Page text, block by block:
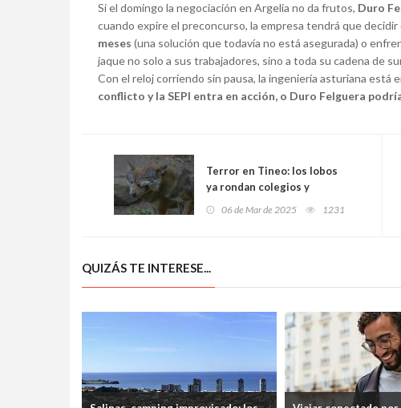
Si el domingo la negociación en Argelia no da frutos, Duro
cuando expire el preconcurso, la empresa tendrá que
meses (una solución que todavía no está asegurada) o
jaque no solo a sus trabajadores, sino a toda su cadena de
Con el reloj corriendo sin pausa, la ingeniería asturiana está
conflicto y la SEPI entra en acción, o Duro Felguera
Terror en Tineo: los lobos
ya rondan colegios y
centros de salud tras una
06 de Mar de 2025 1231
QUIZÁS TE INTERESE...